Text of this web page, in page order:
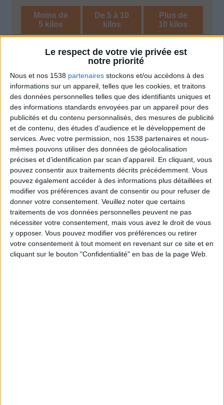
Le respect de votre vie privée est
notre priorité
Nous et nos 1538 partenaires stockons et/ou accédons à des
informations sur un appareil, telles que les cookies, et traitons
des données personnelles telles que des identifiants uniques et
des informations standards envoyées par un appareil pour des
publicités et du contenu personnalisés, des mesures de publicité
et de contenu, des études d'audience et le développement de
services. Avec votre permission, nos 1538 partenaires et nous-
mêmes pouvons utiliser des données de géolocalisation
précises et d’identification par scan d'appareil. En cliquant, vous
pouvez consentir aux traitements décrits précédemment. Vous
pouvez également accéder à des informations plus détaillées et
modifier vos préférences avant de consentir ou pour refuser de
donner votre consentement. Veuillez noter que certains
traitements de vos données personnelles peuvent ne pas
nécessiter votre consentement, mais vous avez le droit de vous
y opposer. Vous pouvez modifier vos préférences ou retirer
votre consentement à tout moment en revenant sur ce site et en
cliquant sur le bouton "Confidentialité" en bas de la page Web.
Moins de
5 kilos
De 5 à 10
kilos
Plus de
10 kilos
Webinaires en direct
Chaque semaine, posez vos questions en live
en participant à des vidéo-conférences avec
Jean-Michel et les diététiciennes du
programme.
Peut-on remplacer la viande par des féculents
? Consultation diététique du 05/08/2026